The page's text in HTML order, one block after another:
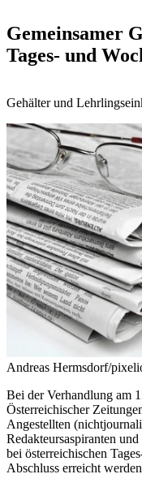
Gemeinsamer
Tages- und
Gehälter und
Andreas Hermsdorf/
Bei der Verhandlung am
Österreichischer
Angestellten
Redakteursaspiranten
bei österreichischen
Abschluss erreicht